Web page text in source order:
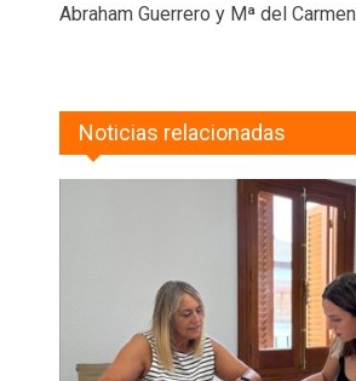
Abraham Guerrero y Mª del
Noticias relacionadas